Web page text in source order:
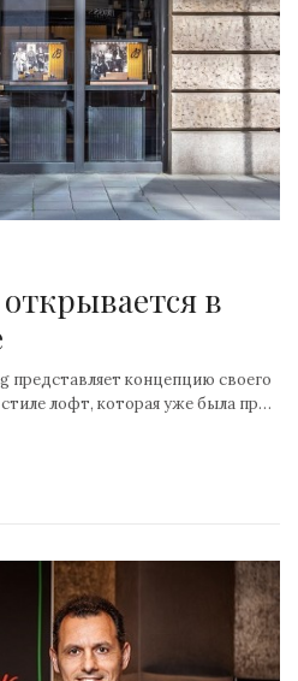
в
представляет концепцию своего
лофт, которая уже была пр…